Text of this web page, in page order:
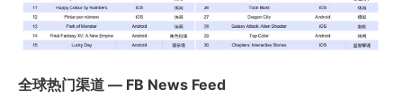
全球热门渠道 — FB News Feed